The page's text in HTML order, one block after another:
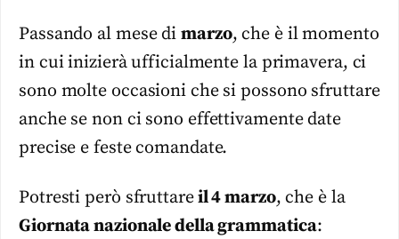
Passando al mese di marzo, che è il momento
in cui inizierà ufficialmente la primavera, ci
sono molte occasioni che si possono sfruttare
anche se non ci sono effettivamente date
precise e feste comandate.
Potresti però sfruttareil 4 marzo, che è la
Giornata nazionale della grammatica: